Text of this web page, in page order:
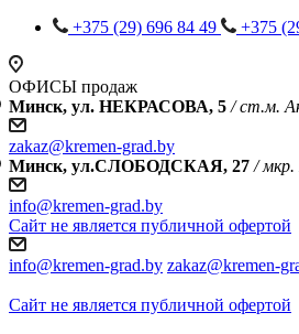
+375 (29) 696 84 49
+375
ОФИСЫ продаж
Минск, ул. НЕКРАСОВА, 5 / ст.м.
zakaz@kremen-grad.by
Минск, ул.СЛОБОДСКАЯ, 27 / мкр.
info@kremen-grad.by
Сайт не является публичной офертой
info@kremen-grad.by zakaz@kremen-
Сайт не является публичной офертой